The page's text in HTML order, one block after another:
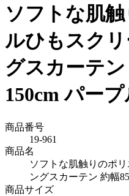
ソフトな肌
ルひもスク
グスカーテ
150cm パー
商品番号
19-961
商品名
ソフトな肌触りのポ
ングスカーテン 約幅
商品サイズ